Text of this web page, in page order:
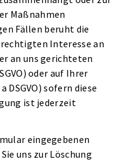
Maßnahmen
Fällen beruht die
Interesse an
an uns gerichteten
oder auf Ihrer
DSGVO) sofern diese
ist jederzeit
eingegebenen
uns zur Löschung